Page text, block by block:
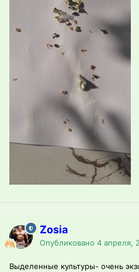
Zosia
Опубликовано 4 апреля,
Выделенные культуры- очень